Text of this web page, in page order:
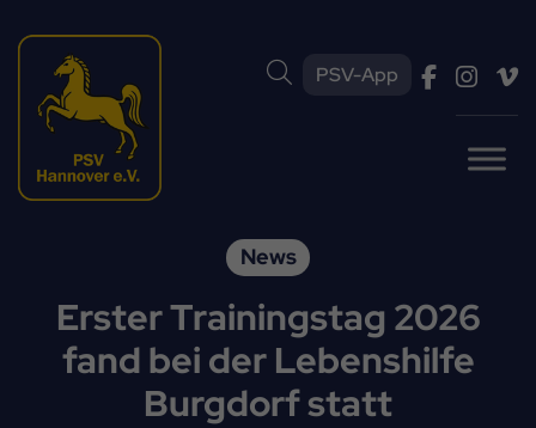
PSV-App
News
Erster Trainingstag 2026
fand bei der Lebenshilfe
Burgdorf statt